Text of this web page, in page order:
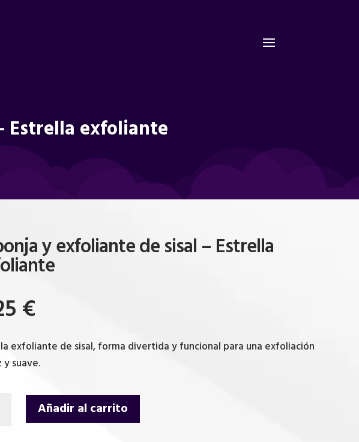
Estrella exfoliante
y exfoliante de sisal – Estrella
€
exfoliante de sisal, forma divertida y funcional para una exfoliación
y suave.
Añadir al carrito